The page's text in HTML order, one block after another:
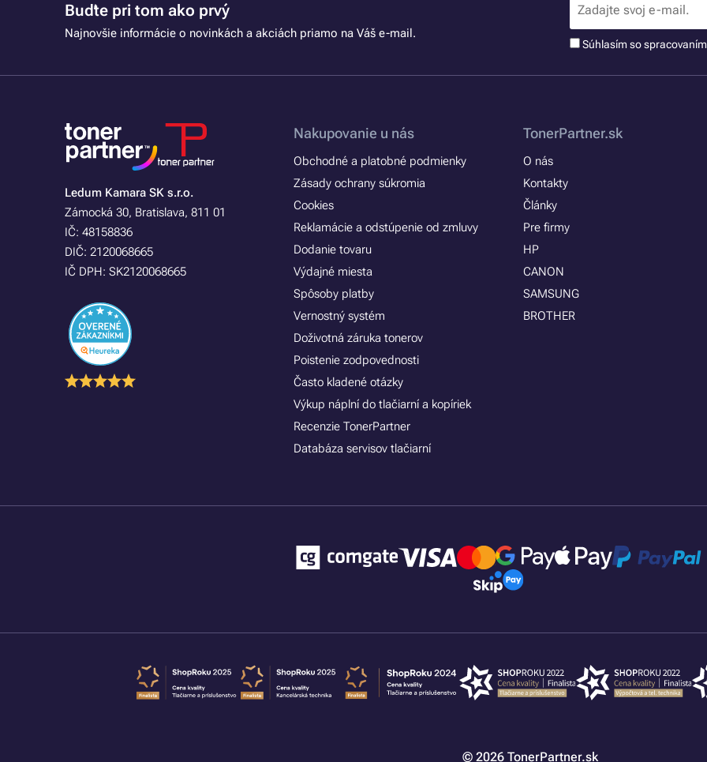
Buďte pri tom ako prvý
Najnovšie informácie o novinkách a akciách priamo na Váš e-mail.
Súhlasím so spracovaním
Ledum Kamara SK s.r.o.
Zámocká 30, Bratislava, 811 01
IČ: 48158836
DIČ: 2120068665
IČ DPH: SK2120068665
Nakupovanie u nás
Obchodné a platobné podmienky
Zásady ochrany súkromia
Cookies
Reklamácie a odstúpenie od zmluvy
Dodanie tovaru
Výdajné miesta
Spôsoby platby
Vernostný systém
Doživotná záruka tonerov
Poistenie zodpovednosti
Často kladené otázky
Výkup náplní do tlačiarní a kopíriek
Recenzie TonerPartner
Databáza servisov tlačiarní
TonerPartner.sk
O nás
Kontakty
Články
Pre firmy
HP
CANON
SAMSUNG
BROTHER
© 2026 TonerPartner.sk